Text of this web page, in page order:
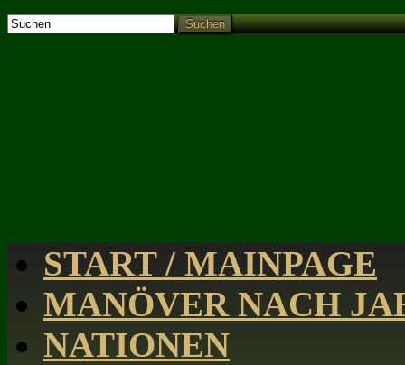
Suchen
START / MAINPAGE
MANÖVER NACH
NATIONEN